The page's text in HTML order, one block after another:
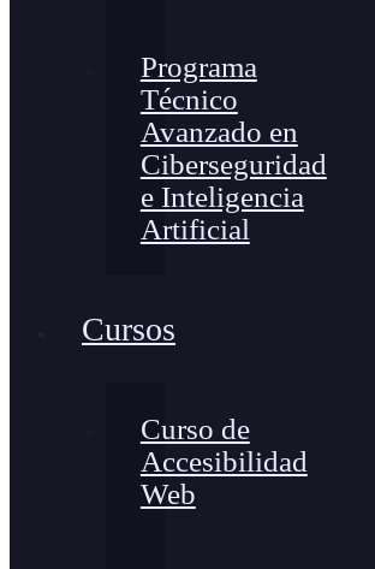
Programa
Técnico
Avanzado en
Ciberseguridad
e Inteligencia
Artificial
Cursos
Curso de
Accesibilidad
Web